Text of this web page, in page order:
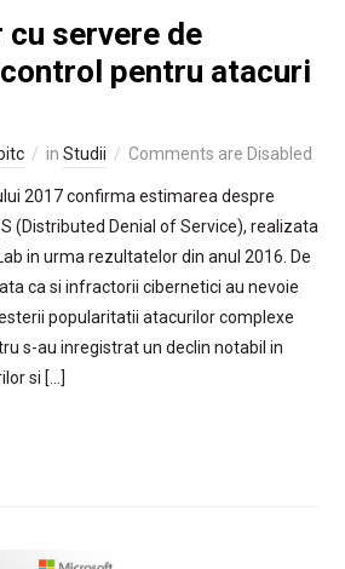
servere de
pentru atacuri
in Studii Comments are Disabled
2017 confirma estimarea despre
(Distributed Denial of Service), realizata
in urma rezultatelor din anul 2016. De
ca si infractorii cibernetici au nevoie
popularitatii atacurilor complexe
s-au inregistrat un declin notabil in
si […]